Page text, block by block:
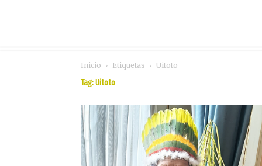
Inicio Etiquetas Uitoto
Tag: Uitoto